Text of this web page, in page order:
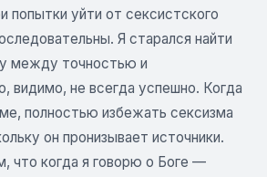
попытки уйти от сексистского
Я старался найти
между точностью и
видимо, не всегда успешно. Когда
полностью избежать сексизма
он пронизывает источники.
что когда я говорю о Боге —